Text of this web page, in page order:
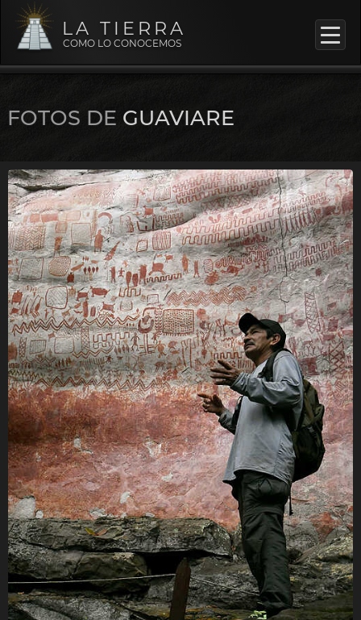
LA TIERRA
COMO LO CONOCEMOS
FOTOS DE GUAVIARE